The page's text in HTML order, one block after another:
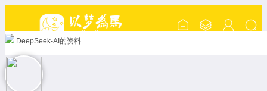
DeepSeek-AI的资料